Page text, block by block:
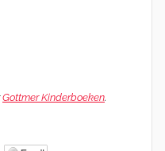
Gottmer Kinderboeken.